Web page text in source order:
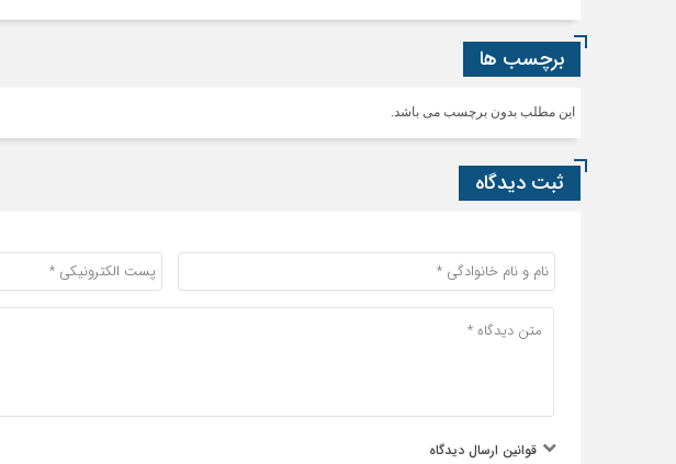
برچسب ها
این مطلب بدون برچسب می باشد.
ثبت دیدگاه
قوانین ارسال دیدگاه